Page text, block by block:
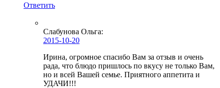
Ответить
Слабунова Ольга:
2015-10-20
Ирина, огромное спасибо Вам за отзыв и очень
рада, что блюдо пришлось по вкусу не только Вам,
но и всей Вашей семье. Приятного аппетита и
УДАЧИ!!!